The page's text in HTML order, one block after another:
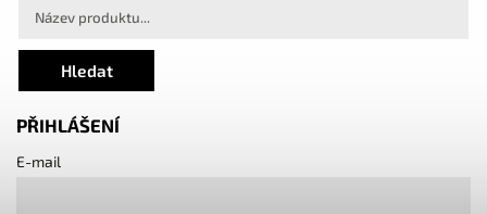
Hledat
PŘIHLÁŠENÍ
E-mail